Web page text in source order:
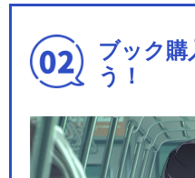
ブック購
う！